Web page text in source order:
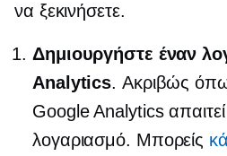
να ξεκινήσετε.
Δημιουργήστε έναν
Analytics. Ακριβώς
Google Analytics
λογαριασμό. Μπορείς